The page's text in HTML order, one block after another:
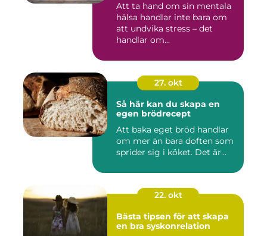
Att ta hand om sin mentala
hälsa handlar inte bara om
att undvika stress – det
handlar om...
27. okt
Så här kan du skapa en
egen brödrecept
Att baka eget bröd handlar
om mer än bara doften som
sprider sig i köket. Det är...
22. okt
Bästa tipsen för att skapa
en bra syskonrelation